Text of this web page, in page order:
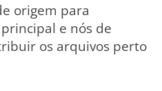
origem para
e nós de
os arquivos perto